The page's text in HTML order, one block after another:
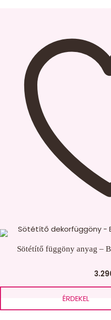
(Csak rá kell
Pelus választék termék
Válassz dupla
Válassz minky
Sötétítő függöny anyag –
ÉRDEKEL